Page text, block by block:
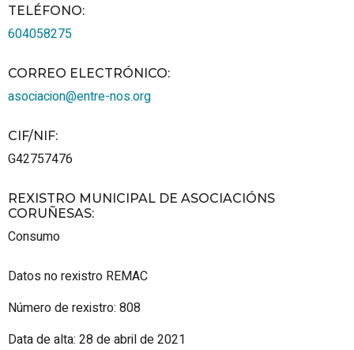
TELÉFONO:
604058275
CORREO ELECTRÓNICO:
asociacion@entre-nos.org
CIF/NIF:
G42757476
REXISTRO MUNICIPAL DE ASOCIACIÓNS
CORUÑESAS:
Consumo
Datos no rexistro REMAC
Número de rexistro: 808
Data de alta: 28 de abril de 2021